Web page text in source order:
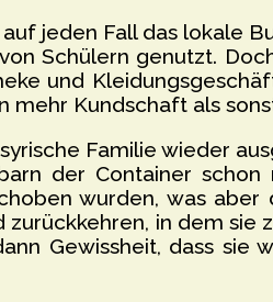
jeden Fall das lokale
Schülern genutzt.
und
mehr Kundschaft als
Familie wieder
der Container
wurden, was
in dem
Gewissheit, dass sie